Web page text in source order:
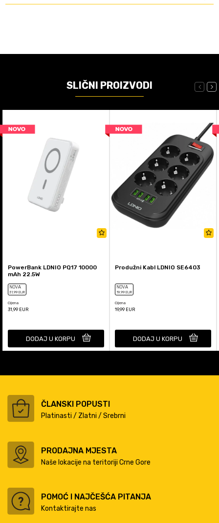
SLIČNI PROIZVODI
PowerBank LDNIO PQ17 10000
mAh 22.5W
NOVA
31,99 EUR
Cijena
31,99 EUR
DODAJ U KORPU
Produžni Kabl LDNIO SE6403
NOVA
19,99 EUR
Cijena
19,99 EUR
DODAJ U KORPU
ČLANSKI POPUSTI
Platinasti / Zlatni / Srebrni
PRODAJNA MJESTA
Naše lokacije na teritoriji Crne Gore
POMOĆ I NAJČEŠĆA PITANJA
Kontaktirajte nas